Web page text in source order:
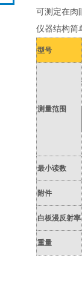
可测定在肉
仪器结构简
型号
测量范围
最小读数
附件
白板漫反射率
重量